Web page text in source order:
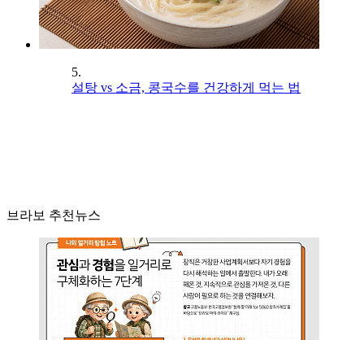
5.
설탕 vs 소금, 콩국수를 건강하게 먹는 법
브라보 추천뉴스